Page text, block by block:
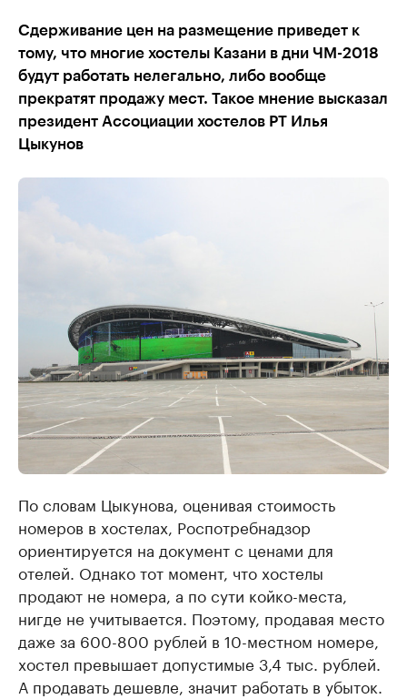
Сдерживание цен на размещение приведет к
тому, что многие хостелы Казани в дни ЧМ-2018
будут работать нелегально, либо вообще
прекратят продажу мест. Такое мнение высказал
президент Ассоциации хостелов РТ Илья
Цыкунов
По словам Цыкунова, оценивая стоимость
номеров в хостелах, Роспотребнадзор
ориентируется на документ с ценами для
отелей. Однако тот момент, что хостелы
продают не номера, а по сути койко-места,
нигде не учитывается. Поэтому, продавая место
даже за 600-800 рублей в 10-местном номере,
хостел превышает допустимые 3,4 тыс. рублей.
А продавать дешевле, значит работать в убыток.